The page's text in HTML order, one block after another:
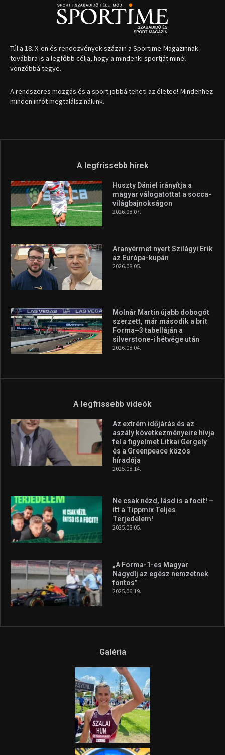
Túl a 18. X-en és rendezvények százain a Sportime Magazinnak
továbbra is a legfőbb célja, hogy a mindenki sportját minél
vonzóbbá tegye.
A rendszeres mozgás és a sport jobbá teheti az életed! Mindehhez
minden infót megtalálsz nálunk.
A legfrissebb hírek
Huszty Dániel irányítja a
magyar válogatottat a socca-
világbajnokságon
2026.08.07.
Aranyérmet nyert Szilágyi Erik
az Európa-kupán
2026.08.05.
Molnár Martin újabb dobogót
szerzett, már második a brit
Forma–3 tabelláján a
silverstone-i hétvége után
2026.08.04.
A legfrissebb videók
Az extrém időjárás és az
aszály következményeire hívja
fel a figyelmet Litkai Gergely
és a Greenpeace közös
híradója
2025.08.14.
Ne csak nézd, lásd is a focit! –
itt a Tippmix Teljes
Terjedelem!
2025.08.05.
„A Forma-1-es Magyar
Nagydíj az egész nemzetnek
fontos”
2025.06.19.
Galéria